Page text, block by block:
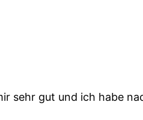
sehr gut und ich habe